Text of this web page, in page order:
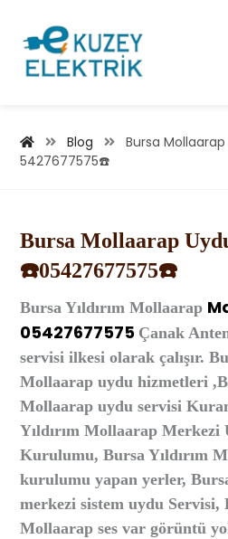
Blog
Bursa
5427677575☎️
Bursa Mollaarap
☎️05427677575☎️
BursaYıldırım Mollaarap
05427677575 Çanak
servisi ilkesi olarak çalışır.
Mollaarap uydu hizmetleri
Mollaarap uydu servisi
Yıldırım Mollaarap Merkezi
Kurulumu, Bursa Yıldırım
kurulumu yapan yerler,
merkezi sistem uydu Servisi,
Mollaarap ses var görüntü